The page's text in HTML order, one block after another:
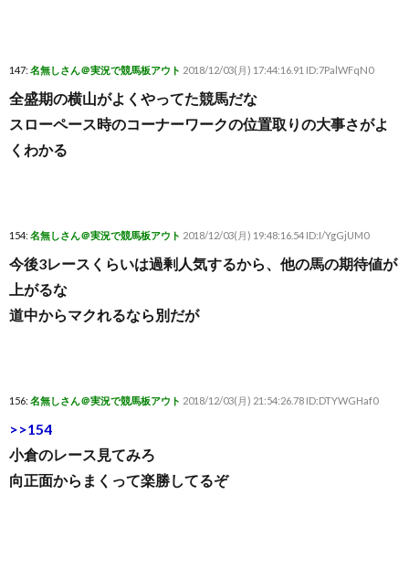
147: 名無しさん＠実況で競馬板アウト 2018/12/03(月) 17:44:16.91 ID:7PalWFqN0
全盛期の横山がよくやってた競馬だな
スローペース時のコーナーワークの位置取りの大事さがよ
くわかる
154: 名無しさん＠実況で競馬板アウト 2018/12/03(月) 19:48:16.54 ID:I/YgGjUM0
今後3レースくらいは過剰人気するから、他の馬の期待値が
上がるな
道中からマクれるなら別だが
156: 名無しさん＠実況で競馬板アウト 2018/12/03(月) 21:54:26.78 ID:DTYWGHaf0
>>154
小倉のレース見てみろ
向正面からまくって楽勝してるぞ